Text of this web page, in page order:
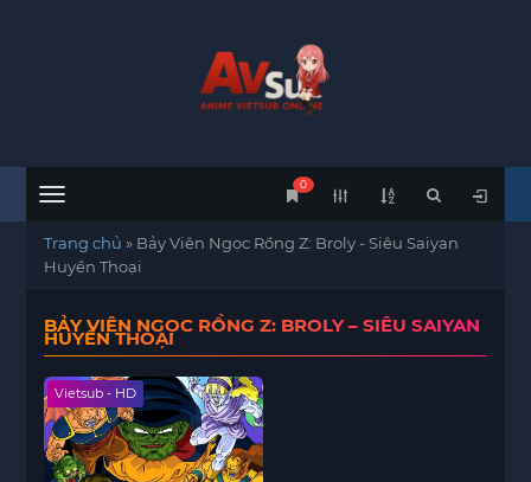
Menu
0
Trang chủ » Bảy Viên Ngọc Rồng Z: Broly - Siêu Saiyan
Huyền Thoại
BẢY VIÊN NGỌC RỒNG Z: BROLY – SIÊU SAIYAN
HUYỀN THOẠI
Vietsub - HD